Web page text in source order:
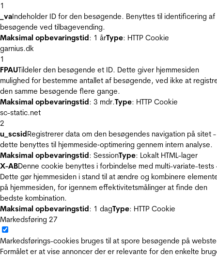
1
_vaIndeholder ID for den besøgende. Benyttes til identificering af
besøgende ved tilbagevending.
Maksimal opbevaringstid: 1 årType: HTTP Cookie
garnius.dk
1
FPAUTildeler den besøgende et ID. Dette giver hjemmesiden
mulighed for bestemme antallet af besøgende, ved ikke at
den samme besøgende flere gange.
Maksimal opbevaringstid: 3 mdr.Type: HTTP Cookie
sc-static.net
2
u_scsidRegistrerer data om den besøgendes navigation på sitet -
dette benyttes til hjemmeside‐optimering gennem intern analyse.
Maksimal opbevaringstid: SessionType: Lokalt HTML-lager
X-ABDenne cookie benyttes i forbindelse med multi-variate-tests
Dette gør hjemmesiden i stand til at ændre og kombinere
på hjemmesiden, for igennem effektivitetsmålinger at finde den
bedste kombination.
Maksimal opbevaringstid: 1 dagType: HTTP Cookie
Markedsføring 27
Markedsførings-cookies bruges til at spore besøgende på
Formålet er at vise annoncer der er relevante for den enkelte